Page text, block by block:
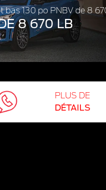
130 po PNBV de 8
8 670 LB
PLUS DE
DÉTAILS